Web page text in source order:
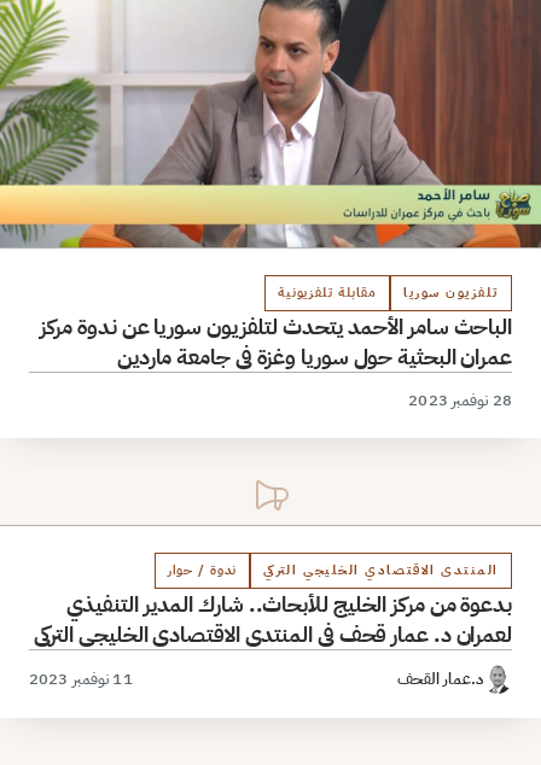
تلفزيون سوريا مقابلة تلفزيونية
الباحث سامر الأحمد يتحدث لتلفزيون سوريا عن ندوة مركز
عمران البحثية حول سوريا وغزة في جامعة ماردين
28 نوفمبر 2023
المنتدى الاقتصادي الخليجي التركي ندوة / حوار
بدعوة من مركز الخليج للأبحاث.. شارك المدير التنفيذي
لعمران د. عمار قحف في المنتدى الاقتصادي الخليجي التركي
د.عمار القحف 11 نوفمبر 2023